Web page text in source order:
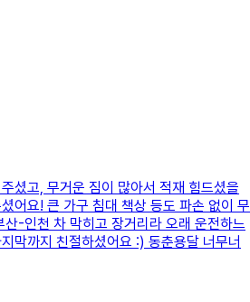
셨고, 무거운 짐이 많아서 적재 힘드셨을
어요! 큰 가구 침대 책상 등도 파손 없이 무
산-인천 차 막히고 장거리라 오래 운전하느
막까지 친절하셨어요 :) 동춘용달 너무너